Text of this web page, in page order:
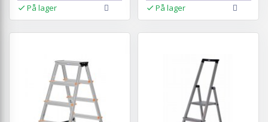
På lager På lager